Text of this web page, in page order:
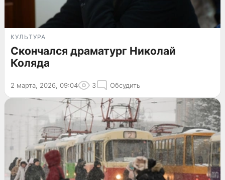
КУЛЬТУРА
Скончался драматург Николай
Коляда
2 марта, 2026, 09:04 3 Обсудить